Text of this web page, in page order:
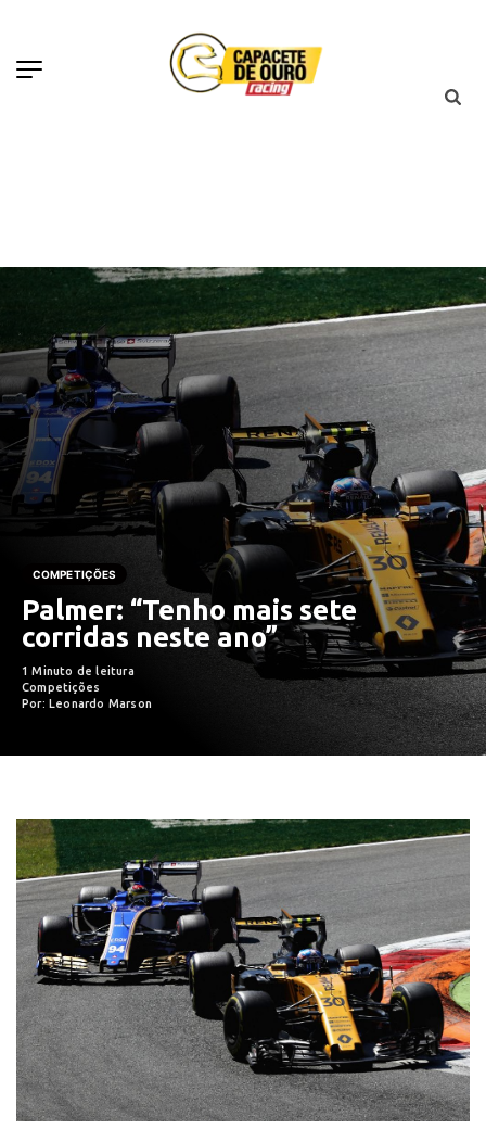
COMPETIÇÕES
Palmer: “Tenho mais sete
corridas neste ano”
1 Minuto de leitura
Competições
Por: Leonardo Marson